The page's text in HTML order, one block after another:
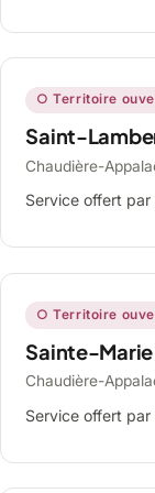
○ Territoire
Saint-
Chaudière-
Service offert
○ Territoire
Sainte-Marie
Chaudière-
Service offert